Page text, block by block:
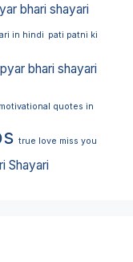
bhari shayari
in hindi pati patni ki
pyar bhari shayari
quotes in
true love miss you
Shayari